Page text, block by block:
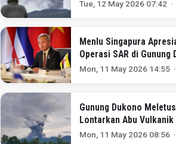
Tue, 12 May 2026 07:42
Menlu Singapura
Operasi SAR di Gunung
Mon, 11 May 2026 14:55
Gunung Dukono
Lontarkan Abu
Mon, 11 May 2026 08:56